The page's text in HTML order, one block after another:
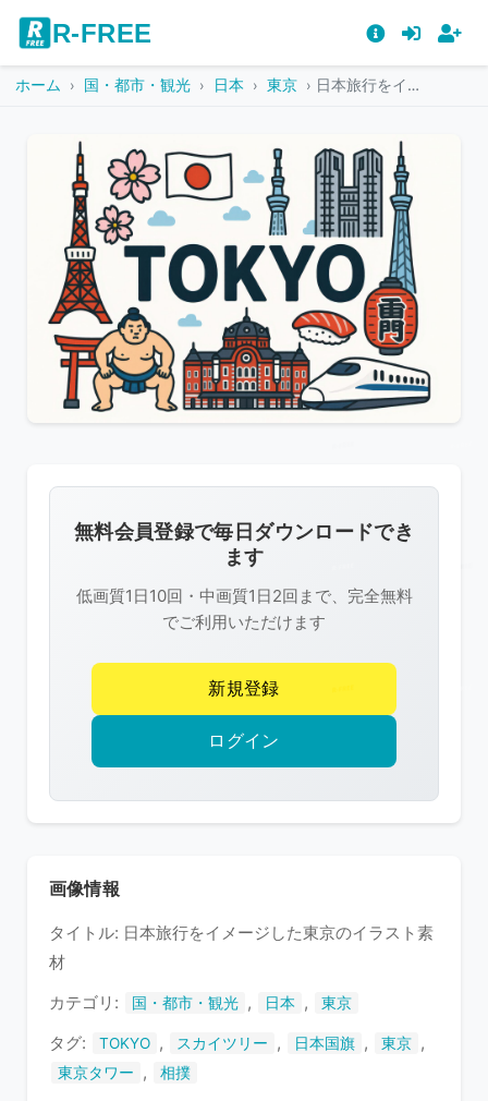
R-FREE
ホーム 国・都市・観光 日本 東京 日本旅行をイメージした東京のイラスト素材
像
は
R-
FREE
作
権
護
い
無料会員登録で毎日ダウンロードでき
ます
低画質1日10回・中画質1日2回まで、完全無料
でご利用いただけます
新規登録
ログイン
画像情報
タイトル: 日本旅行をイメージした東京のイラスト素
材
カテゴリ:
国・都市・観光 , 日本 , 東京
タグ: TOKYO , スカイツリー , 日本国旗 , 東京 ,
東京タワー , 相撲